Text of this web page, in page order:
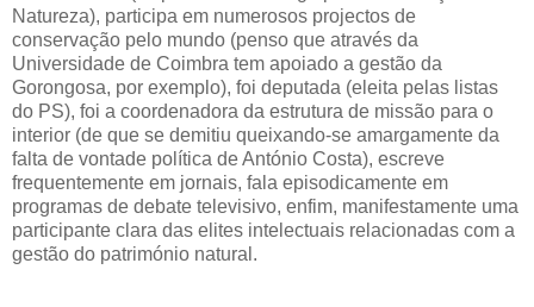
Natureza), participa em numerosos projectos de
conservação pelo mundo (penso que através da
Universidade de Coimbra tem apoiado a gestão da
Gorongosa, por exemplo), foi deputada (eleita pelas listas
do PS), foi a coordenadora da estrutura de missão para o
interior (de que se demitiu queixando-se amargamente da
falta de vontade política de António Costa), escreve
frequentemente em jornais, fala episodicamente em
programas de debate televisivo, enfim, manifestamente uma
participante clara das elites intelectuais relacionadas com a
gestão do património natural.